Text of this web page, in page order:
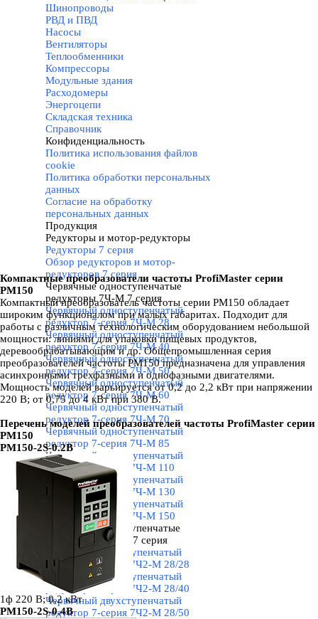
Шинопроводы
РВД и ПВД
Насосы
Вентиляторы
Теплообменники
Компрессоры
Модульные здания
Расходомеры
Энергоцепи
Складская техника
Справочник
Конфиденциальность
Политика использования файлов
cookie
Политика обработки персональных
данных
Согласие на обработку
персональных данных
Продукция
Редукторы и мотор-редукторы
Редукторы 7 серия
Обзор редукторов и мотор-
редукторов 7 серия
Червячные одноступенчатые
редукторы 7Ч-М 7 серия
Червячный одноступенчатый
редуктор 7-серия 7Ч-М 28
Червячный одноступенчатый
редуктор 7-серия 7Ч-М 40
Червячный одноступенчатый
редуктор 7-серия 7Ч-М 50
Червячный одноступенчатый
редуктор 7-серия 7Ч-М 60
Червячный одноступенчатый
редуктор 7-серия 7Ч-М 70
Червячный одноступенчатый
редуктор 7-серия 7Ч-М 85
Червячный одноступенчатый
редуктор 7-серия 7Ч-М 110
Червячный одноступенчатый
редуктор 7-серия 7Ч-М 130
Червячный одноступенчатый
редуктор 7-серия 7Ч-М 150
Червячные двухступенчатые
редукторы 7Ч2-М 7 серия
Червячный двухступенчатый
редуктор 7-серия 7Ч2-М 28/28
Червячный двухступенчатый
редуктор 7-серия 7Ч2-М 28/40
Червячный двухступенчатый
редуктор 7-серия 7Ч2-М 28/50
Компактные преобразователи частоты ProfiMaster серии
PM150
Компактный преобразователь частоты серии PM150 обладает
широким функционалом при малых габаритах. Подходит для
работы с различным технологическим оборудованием небольшой
мощности: линиями для упаковки пищевых продуктов,
деревообрабатывающим и др. Общепромышленная серия
преобразователей частоты PM150 предназначена для управления
асинхронными трехфазными и однофазными двигателями.
Мощность моделей варьируется от 0,2 до 2,2 кВт при напряжении
220 В; от0,75 до 4 кВт при 380 В.
Перечень моделей преобразователей частоты ProfiMaster серии
PM150
PM150-2S-0.2B
1ф 220 В; 0,2 кВт
PM150-2S-0.4B